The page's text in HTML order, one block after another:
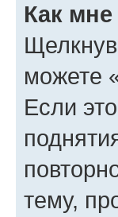
Как
можете
Если
тему,